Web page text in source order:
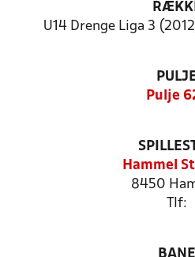
U14 Drenge Liga 3
Pulje
Hammel
8450
Tlf:
BANE